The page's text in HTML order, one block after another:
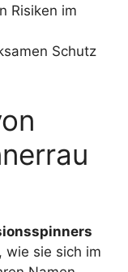
Risiken im
Schutz
wie sie sich im